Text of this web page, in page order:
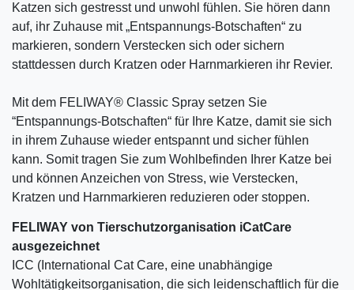
Katzen sich gestresst und unwohl fühlen. Sie hören dann
auf, ihr Zuhause mit „Entspannungs-Botschaften“ zu
markieren, sondern Verstecken sich oder sichern
stattdessen durch Kratzen oder Harnmarkieren ihr Revier.
Mit dem FELIWAY® Classic Spray setzen Sie
“Entspannungs-Botschaften“ für Ihre Katze, damit sie sich
in ihrem Zuhause wieder entspannt und sicher fühlen
kann. Somit tragen Sie zum Wohlbefinden Ihrer Katze bei
und können Anzeichen von Stress, wie Verstecken,
Kratzen und Harnmarkieren reduzieren oder stoppen.
FELIWAY von Tierschutzorganisation iCatCare
ausgezeichnet
ICC (International Cat Care, eine unabhängige
Wohltätigkeitsorganisation, die sich leidenschaftlich für die